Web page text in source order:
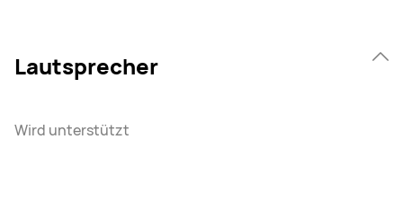
Lautsprecher
Wird unterstützt